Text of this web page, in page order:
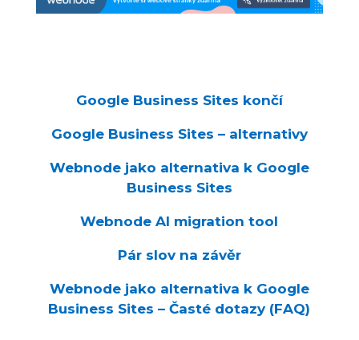
Google Business Sites končí
Google Business Sites – alternativy
Webnode jako alternativa k Google
Business Sites
Webnode AI migration tool
Pár slov na závěr
Webnode jako alternativa k Google
Business Sites – Časté dotazy (FAQ)